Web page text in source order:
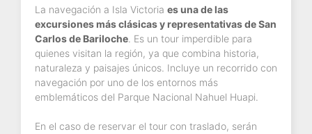
La navegación a Isla Victoria es una de las
excursiones más clásicas y representativas de San
Carlos de Bariloche . Es un tour imperdible para
quienes visitan la región, ya que combina historia,
naturaleza y paisajes únicos. Incluye un recorrido con
navegación por uno de los entornos más
emblemáticos del Parque Nacional Nahuel Huapi.
En el caso de reservar el tour con traslado, serán